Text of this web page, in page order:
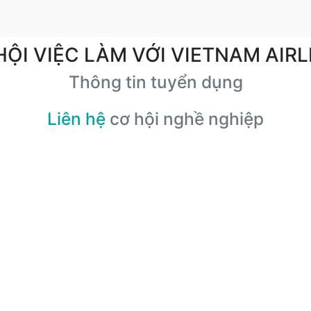
VIỆC LÀM VỚI VIETNAM
Thông tin tuyển dụng
Liên hệ cơ hội nghề nghiệp